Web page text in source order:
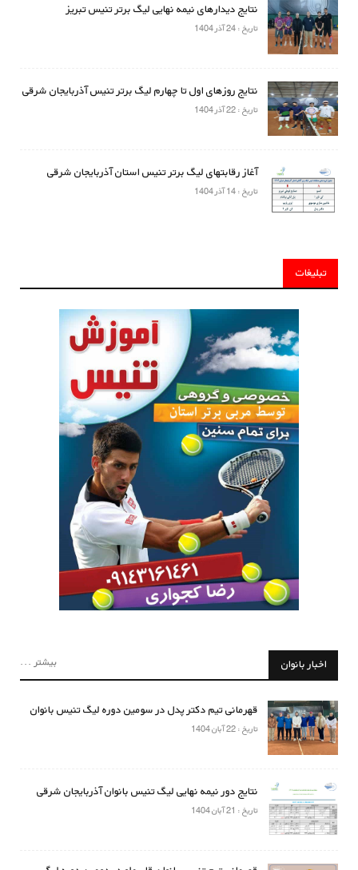
نتایج دیدارهای نیمه نهایی لیگ برتر تنیس تبریز
تاریخ : 24 آذر 1404
نتایج روزهای اول تا چهارم لیگ برتر تنیس آذربایجان شرقی
تاریخ : 22 آذر 1404
آغاز رقابتهای لیگ برتر تنیس استان آذربایجان شرقی
تاریخ : 14 آذر 1404
تبلیغات
اخبار بانوان بیشتر ...
قهرمانی تیم دکتر پدل در سومین دوره لیگ تنیس بانوان
تاریخ : 22 آبان 1404
نتایج دور نیمه نهایی لیگ تنیس بانوان آذربایجان شرقی
تاریخ : 21 آبان 1404